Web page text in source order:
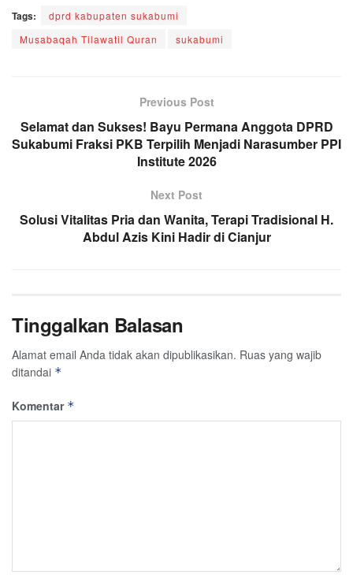
Tags:
dprd kabupaten sukabumi
Musabaqah Tilawatil Quran
sukabumi
Previous Post
Selamat dan Sukses! Bayu Permana Anggota DPRD
Sukabumi Fraksi PKB Terpilih Menjadi Narasumber PPI
Institute 2026
Next Post
Solusi Vitalitas Pria dan Wanita, Terapi Tradisional H.
Abdul Azis Kini Hadir di Cianjur
Tinggalkan Balasan
Alamat email Anda tidak akan dipublikasikan. Ruas yang wajib
ditandai *
Komentar *